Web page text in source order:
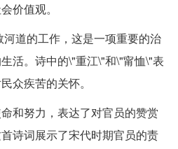
价值观。
道的工作，这是一项重要的治
活。诗中的\"重江\"和\"甯恤\"表
众疾苦的关怀。
和努力，表达了对官员的赞赏
诗词展示了宋代时期官员的责